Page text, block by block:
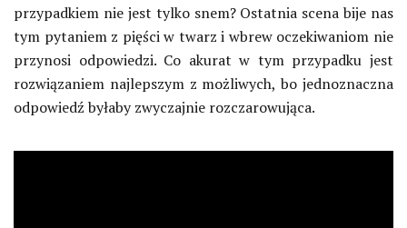
przypadkiem nie jest tylko snem? Ostatnia scena bije nas
tym pytaniem z pięści w twarz i wbrew oczekiwaniom nie
przynosi odpowiedzi. Co akurat w tym przypadku jest
rozwiązaniem najlepszym z możliwych, bo jednoznaczna
odpowiedź byłaby zwyczajnie rozczarowująca.